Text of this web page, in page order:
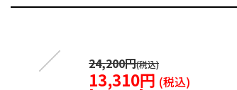
24,200円
13,310円